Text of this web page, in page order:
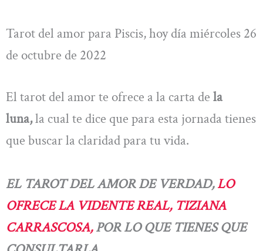
Tarot del amor para Piscis, hoy día miércoles 26
de octubre de 2022
El tarot del amor te ofrece a la carta de la
luna,la cual te dice que para esta jornada tienes
que buscar la claridad para tu vida.
EL TAROT DEL AMOR DE VERDAD,LO
OFRECE LA VIDENTE REAL, TIZIANA
CARRASCOSA,POR LO QUE TIENES QUE